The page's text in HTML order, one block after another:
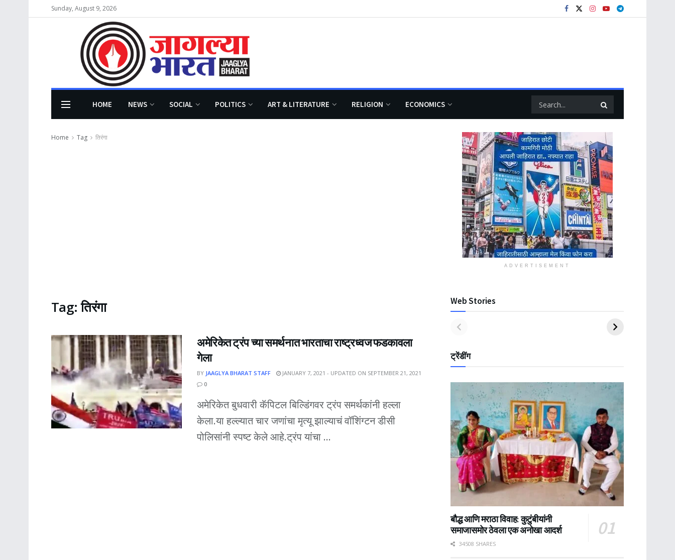
Sunday, August 9, 2026
HOME NEWS SOCIAL POLITICS ART & LITERATURE RELIGION ECONOMICS
Home Tag तिरंगा
Tag:तिरंगा
अमेरिकेत ट्रंप च्या समर्थनात भारताचा राष्ट्रध्वज फडकावला
गेला
BY JAAGLYA BHARAT STAFF
JANUARY 7, 2021 - UPDATED ON SEPTEMBER 21, 2021
0
अमेरिकेत बुधवारी कॅपिटल बिल्डिंगवर ट्रंप समर्थकांनी हल्ला
केला.या हल्ल्यात चार जणांचा मृत्यू झाल्याचं वॉशिंग्टन डीसी
पोलिसांनी स्पष्ट केले आहे.ट्रंप यांचा ...
ADVERTISEMENT
Web Stories
ट्रेंडींग
बौद्ध आणि मराठा विवाह: कुटुंबीयांनी
समाजासमोर ठेवला एक अनोखा आदर्श
34508 SHARES